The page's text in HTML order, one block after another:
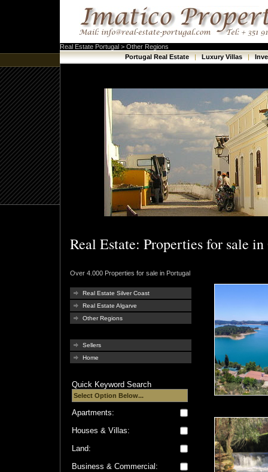
Real Estate Portugal > Other Regions
Portugal Real Estate | Luxury Villas |
Real Estate: Properties for sale
Over 4.000 Properties for sale in Portugal
Real Estate Silver Coast
Real Estate Algarve
Other Regions
Sellers
Home
Quick Keyword Search
Apartments:
Houses & Villas:
Land:
Business & Commercial: